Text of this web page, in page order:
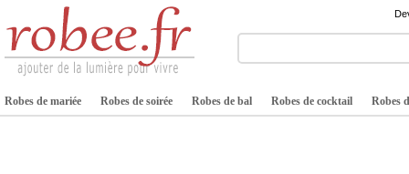
Robes de mariée Robes de soirée Robes de bal Robes de cocktail Robes